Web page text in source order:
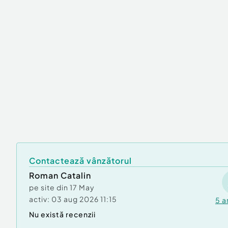
Contactează vânzătorul
Roman Catalin
pe site din 17 May
activ: 03 aug 2026 11:15 5
Nu există recenzii